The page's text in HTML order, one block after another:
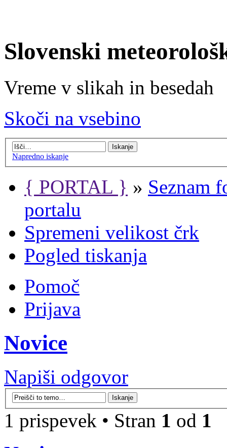
Slovenski
Vreme v slikah in besedah
Skoči na vsebino
Napredno iskanje
{ PORTAL } » Seznam
portalu
Spremeni velikost črk
Pogled tiskanja
Pomoč
Prijava
Novice
Napiši odgovor
1 prispevek • Stran 1 od 1